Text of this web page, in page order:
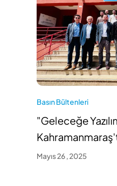
Basın Bültenleri
"Geleceğe
Mayıs 26 , 2025